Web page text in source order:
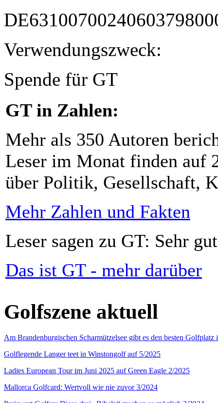
Verwendungszweck:
Spende für GT
GT in Zahlen:
Mehr als 350 Autoren
Leser im Monat finden auf
über Politik, Gesellschaft,
Mehr Zahlen und Fakten
Leser sagen zu GT: Sehr
Das ist GT - mehr darüber
Golfszene aktuell
Am Brandenburgischen Scharmützelsee gibt es den besten
Golflegende Langer teet in Winstongolf auf 5/2025
Ladies European Tour im Juni 2025 auf Green Eagle 2/2025
Mallorca Golfcard: Wertvoll wie nie zuvor 3/2024